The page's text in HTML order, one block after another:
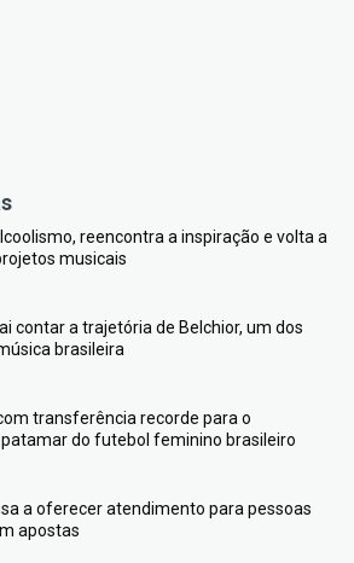
reencontra a inspiração e volta a
musicais
contar a trajetória de Belchior, um dos
brasileira
transferência recorde para o
patamar do futebol feminino brasileiro
a oferecer atendimento para pessoas
apostas